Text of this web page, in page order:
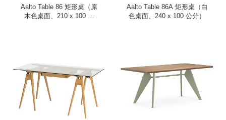
Aalto Table 86 矩形桌（原
木色桌面、210 x 100 公
Aalto Table 86A 矩形桌（白
色桌面、240 x 100 公分）